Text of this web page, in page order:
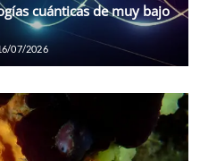
cuánticas de muy bajo
07/2026